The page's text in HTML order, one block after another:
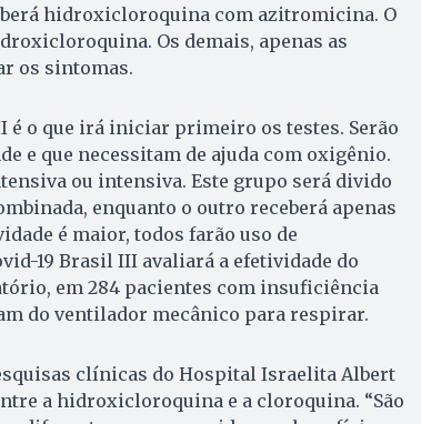
hidroxicloroquina com azitromicina. O
Os demais, apenas as
os sintomas.
é o que irá iniciar primeiro os testes. Serão
e que necessitam de ajuda com oxigênio.
ou intensiva. Este grupo será divido
enquanto o outro receberá apenas
é maior, todos farão uso de
19 Brasil III avaliará a efetividade do
em 284 pacientes com insuficiência
do ventilador mecânico para respirar.
clínicas do Hospital Israelita Albert
a hidroxicloroquina e a cloroquina. “São